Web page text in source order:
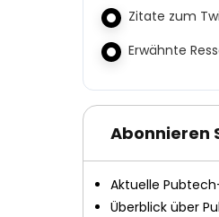
Zitate zum
Erwähnte
Abonnieren
Aktuelle
Überblick über